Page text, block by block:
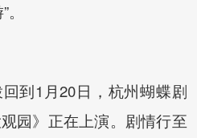
到1月20日，杭州蝴蝶剧
园》正在上演。剧情行至